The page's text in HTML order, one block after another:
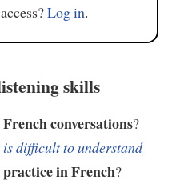
Log in.
skills
conversations?
is difficult to understand
in French?